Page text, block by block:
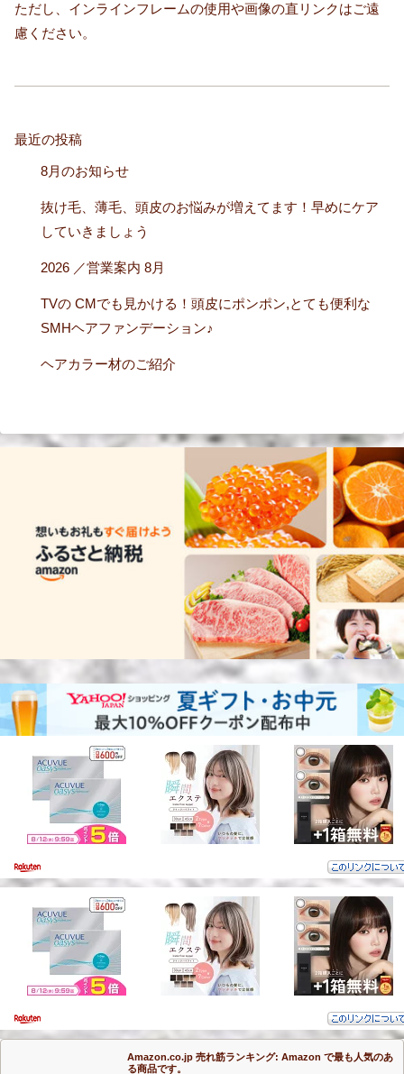
ただし、インラインフレームの使用や画像の直リンクはご遠
慮ください。
最近の投稿
8月のお知らせ
抜け毛、薄毛、頭皮のお悩みが増えてます！早めにケア
していきましょう
2026 ／営業案内 8月
TVの CMでも見かける！頭皮にポンポン,とても便利な
SMHヘアファンデーション♪
ヘアカラー材のご紹介
Amazon.co.jp 売れ筋ランキング: Amazon で最も人気のあ
る商品です。